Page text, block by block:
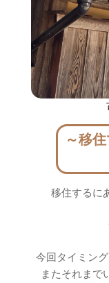
～移
移住するに
今回タイミン
またそれまで